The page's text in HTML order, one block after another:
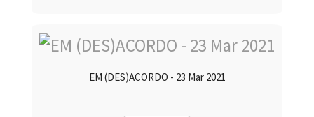
EM (DES)ACORDO - 23 Mar 2021